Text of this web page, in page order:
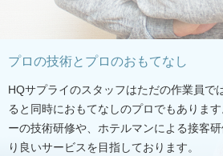
プロの技術とプロのおもてなし
HQサプライのスタッフはただの作業員で
ると同時におもてなしのプロでもありま
ーの技術研修や、ホテルマンによる接客
り良いサービスを目指しております。